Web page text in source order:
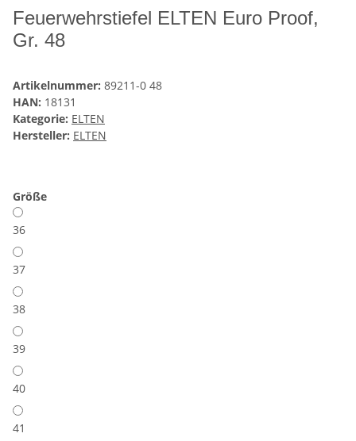
Feuerwehrstiefel ELTEN Euro Proof,
Gr. 48
Artikelnummer: 89211-0 48
HAN: 18131
Kategorie: ELTEN
Hersteller: ELTEN
Größe
36
37
38
39
40
41